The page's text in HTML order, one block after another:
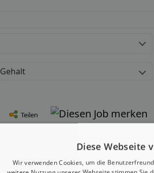
Gehalt
Teilen
Diese Webseite
Wir verwenden Cookies, um die